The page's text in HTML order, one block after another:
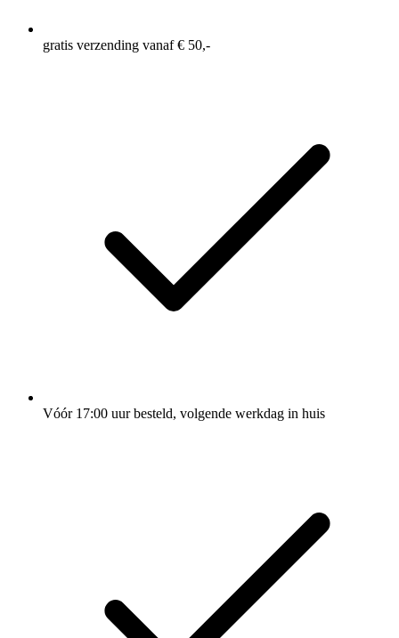
gratis verzending vanaf € 50,-
Vóór 17:00 uur besteld, volgende werkdag in huis